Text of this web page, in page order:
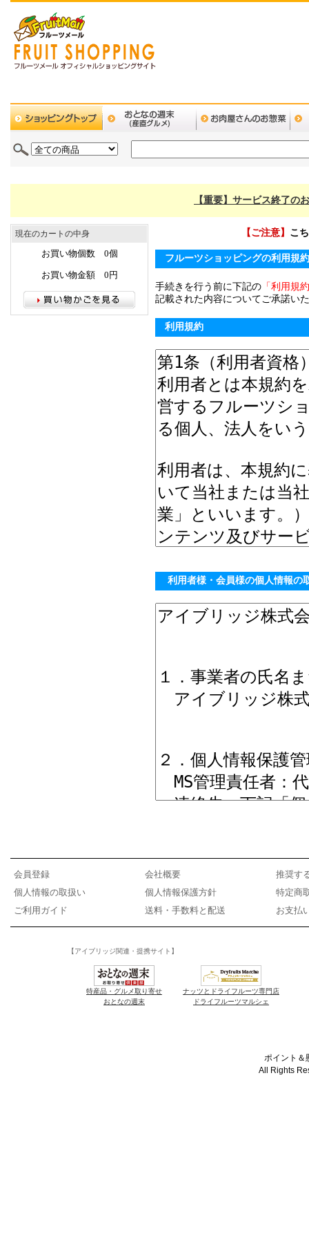
【重要】サービス終了の
現在のカートの中身
お買い物個数 0個
お買い物金額 0円
【ご注意】 こ
フルーツショッピングの利用規
手続きを行う前に下記の 「利用規
記載された内容についてご承諾い
利用規約
利用者様・会員様の個人情報の
会員登録 会社概要
推奨す
個人情報の取扱い
個人情報保護方針
特定商
ご利用ガイド
送料・手数料と配送 お支払
【アイブリッジ関連・提携サイト】
特産品・グルメ取り寄せ
おとなの週末
ナッツとドライフルーツ専門店
ドライフルーツマルシェ
ポイント＆
All Rights